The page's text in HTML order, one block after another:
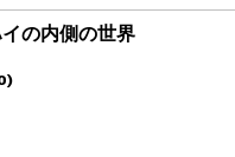
の内側の世界